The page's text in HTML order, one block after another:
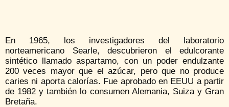
En 1965, los investigadores del laboratorio
norteamericano Searle, descubrieron el edulcorante
sintético llamado aspartamo, con un poder endulzante
200 veces mayor que el azúcar, pero que no produce
caries ni aporta calorías. Fue aprobado en EEUU a partir
de 1982 y también lo consumen Alemania, Suiza y Gran
Bretaña.